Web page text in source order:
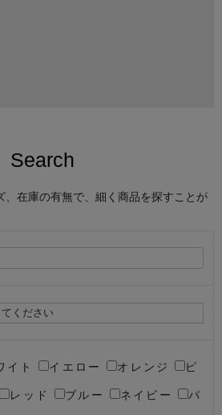
Search
、在庫の有無で、細く商品を探すことが
イト イエロー オレンジ ピ
レッド ブルー ネイビー パ